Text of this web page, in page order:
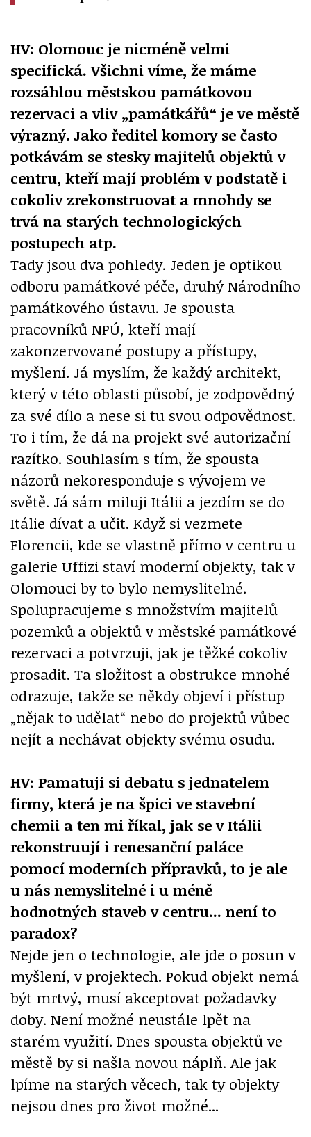
HV: Olomouc je nicméně velmi
specifická. Všichni víme, že máme
rozsáhlou městskou památkovou
rezervaci a vliv „památkářů“ je ve městě
výrazný. Jako ředitel komory se často
potkávám se stesky majitelů objektů v
centru, kteří mají problém v podstatě i
cokoliv zrekonstruovat a mnohdy se
trvá na starých technologických
postupech atp.
Tady jsou dva pohledy. Jeden je optikou
odboru památkové péče, druhý Národního
památkového ústavu. Je spousta
pracovníků NPÚ, kteří mají
zakonzervované postupy a přístupy,
myšlení. Já myslím, že každý architekt,
který v této oblasti působí, je zodpovědný
za své dílo a nese si tu svou odpovědnost.
To i tím, že dá na projekt své autorizační
razítko. Souhlasím s tím, že spousta
názorů nekoresponduje s vývojem ve
světě. Já sám miluji Itálii a jezdím se do
Itálie dívat a učit. Když si vezmete
Florencii, kde se vlastně přímo v centru u
galerie Uffizi staví moderní objekty, tak v
Olomouci by to bylo nemyslitelné.
Spolupracujeme s množstvím majitelů
pozemků a objektů v městské památkové
rezervaci a potvrzuji, jak je těžké cokoliv
prosadit. Ta složitost a obstrukce mnohé
odrazuje, takže se někdy objeví i přístup
„nějak to udělat“ nebo do projektů vůbec
nejít a nechávat objekty svému osudu.
HV: Pamatuji si debatu s jednatelem
firmy, která je na špici ve stavební
chemii a ten mi říkal, jak se v Itálii
rekonstruují i renesanční paláce
pomocí moderních přípravků, to je ale
u nás nemyslitelné i u méně
hodnotných staveb v centru... není to
paradox?
Nejde jen o technologie, ale jde o posun v
myšlení, v projektech. Pokud objekt nemá
být mrtvý, musí akceptovat požadavky
doby. Není možné neustále lpět na
starém využití. Dnes spousta objektů ve
městě by si našla novou náplň. Ale jak
lpíme na starých věcech, tak ty objekty
nejsou dnes pro život možné...